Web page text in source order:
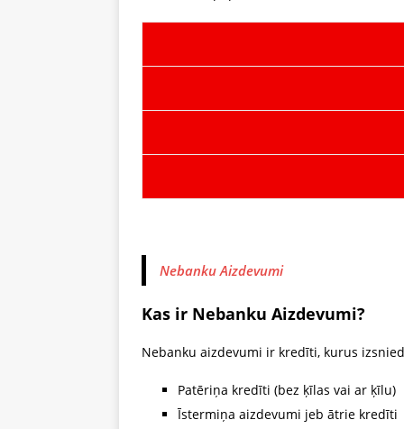
Nebanku Aizdevumi
Kas ir Nebanku Aizdevumi?
Nebanku aizdevumi ir kredīti, kurus
Patēriņa kredīti (bez ķīlas vai ar ķīlu)
Īstermiņa aizdevumi jeb ātrie kredīti